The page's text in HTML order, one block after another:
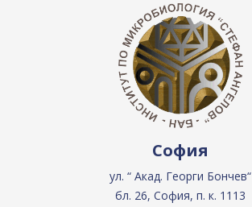
София
ул. “ Акад. Георги Бончев“
бл. 26, София, п. к. 1113